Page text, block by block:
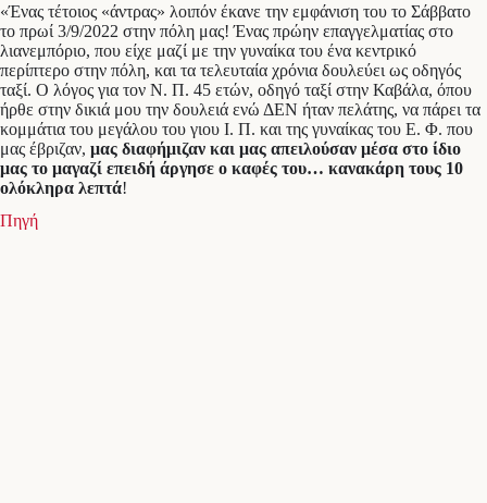
«Ένας τέτοιος «άντρας» λοιπόν έκανε την εμφάνιση του το Σάββατο
το πρωί 3/9/2022 στην πόλη μας! Ένας πρώην επαγγελματίας στο
λιανεμπόριο, που είχε μαζί με την γυναίκα του ένα κεντρικό
περίπτερο στην πόλη, και τα τελευταία χρόνια δουλεύει ως οδηγός
ταξί. Ο λόγος για τον Ν. Π. 45 ετών, οδηγό ταξί στην Καβάλα, όπου
ήρθε στην δικιά μου την δουλειά ενώ ΔΕΝ ήταν πελάτης, να πάρει τα
κομμάτια του μεγάλου του γιου Ι. Π. και της γυναίκας του Ε. Φ. που
μας έβριζαν, μας διαφήμιζαν και μας απειλούσαν μέσα στο ίδιο
μας το μαγαζί επειδή άργησε ο καφές του… κανακάρη τους 10
ολόκληρα λεπτά!
Πηγή